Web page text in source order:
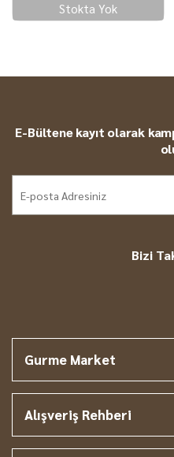
Stokta Yok
E-Bültene kayıt olarak
Bizi
Gurme Market
Alışveriş Rehberi